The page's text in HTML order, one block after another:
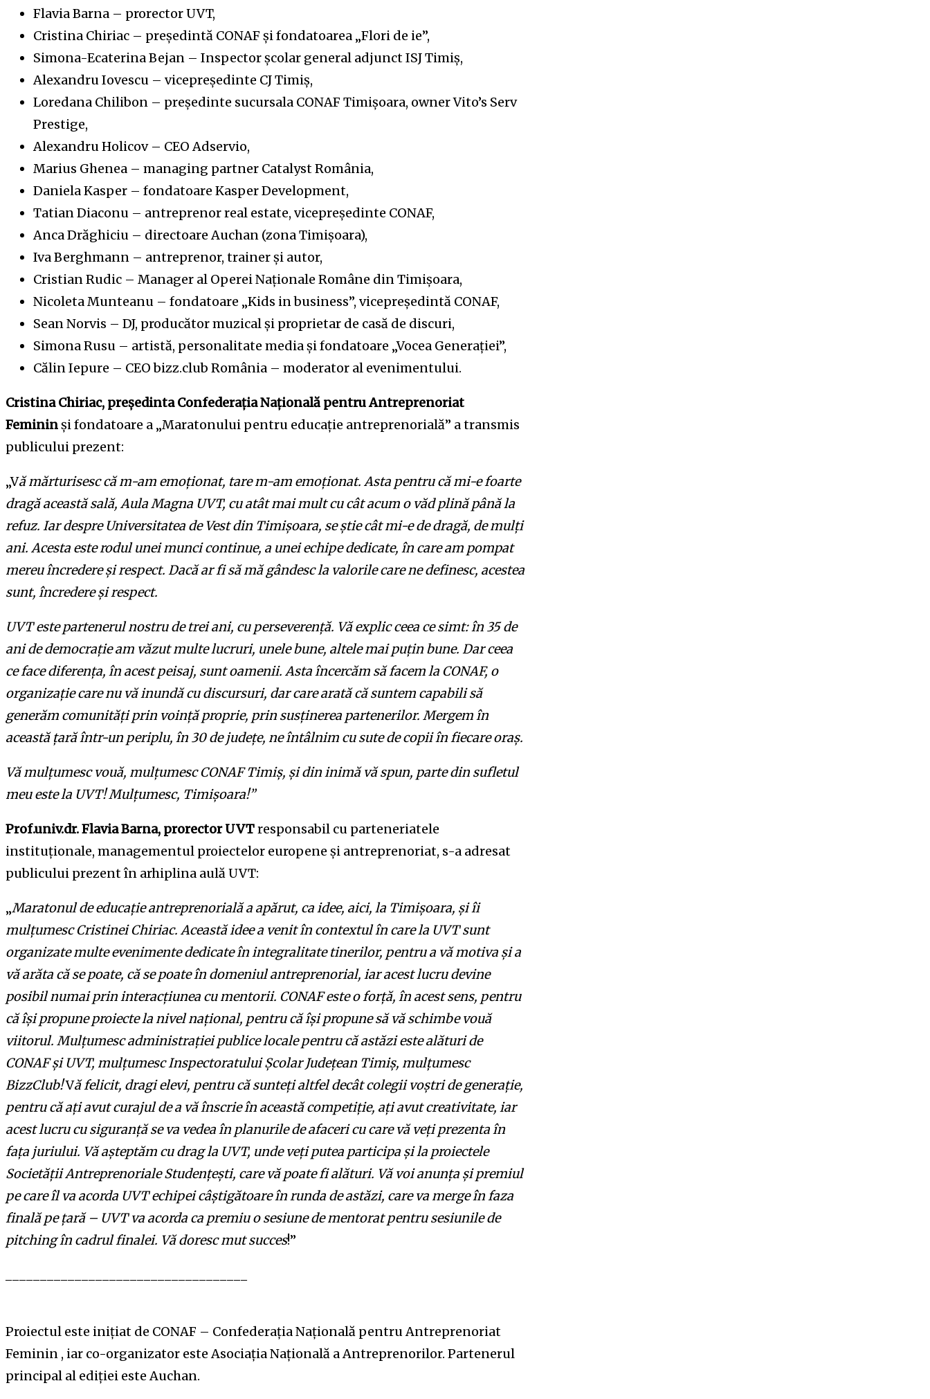
Flavia Barna – prorector UVT,
Cristina Chiriac – președintă CONAF și fondatoarea „Flori de ie”,
Simona-Ecaterina Bejan – Inspector școlar general adjunct ISJ Timiș,
Alexandru Iovescu – vicepreședinte CJ Timiș,
Loredana Chilibon – președinte sucursala CONAF Timișoara, owner Vito’s Serv
Prestige,
Alexandru Holicov – CEO Adservio,
Marius Ghenea – managing partner Catalyst România,
Daniela Kasper – fondatoare Kasper Development,
Tatian Diaconu – antreprenor real estate, vicepreședinte CONAF,
Anca Drăghiciu – directoare Auchan (zona Timișoara),
Iva Berghmann – antreprenor, trainer și autor,
Cristian Rudic – Manager al Operei Naționale Române din Timișoara,
Nicoleta Munteanu – fondatoare „Kids in business”, vicepreședintă CONAF,
Sean Norvis – DJ, producător muzical și proprietar de casă de discuri,
Simona Rusu – artistă, personalitate media și fondatoare „Vocea Generației”,
Călin Iepure – CEO bizz.club România – moderator al evenimentului.
Cristina Chiriac, președinta Confederația Națională pentru Antreprenoriat
Femininși fondatoare a „Maratonului pentru educație antreprenorială” a transmis
publicului prezent:
„Vă mărturisesc că m-am emoționat, tare m-am emoționat. Asta pentru că mi-e foarte
dragă această sală, Aula Magna UVT, cu atât mai mult cu cât acum o văd plină până la
refuz. Iar despre Universitatea de Vest din Timișoara, se știe cât mi-e de dragă, de mulți
ani. Acesta este rodul unei munci continue, a unei echipe dedicate, în care am pompat
mereu încredere și respect. Dacă ar fi să mă gândesc la valorile care ne definesc, acestea
sunt, încredere și respect.
UVT este partenerul nostru de trei ani, cu perseverență. Vă explic ceea ce simt: în 35 de
ani de democrație am văzut multe lucruri, unele bune, altele mai puțin bune. Dar ceea
ce face diferența, în acest peisaj, sunt oamenii. Asta încercăm să facem la CONAF, o
organizație care nu vă inundă cu discursuri, dar care arată că suntem capabili să
generăm comunități prin voință proprie, prin susținerea partenerilor. Mergem în
această țară într-un periplu, în 30 de județe, ne întâlnim cu sute de copii în fiecare oraș.
Vă mulțumesc vouă, mulțumesc CONAF Timiș, și din inimă vă spun, parte din sufletul
meu este la UVT! Mulțumesc, Timișoara!”
Prof.univ.dr. Flavia Barna, prorector UVTresponsabil cu parteneriatele
instituţionale, managementul proiectelor europene și antreprenoriat, s-a adresat
publicului prezent în arhiplina aulă UVT:
„Maratonul de educație antreprenorială a apărut, ca idee, aici, la Timișoara, și îi
mulțumesc Cristinei Chiriac. Această idee a venit în contextul în care la UVT sunt
organizate multe evenimente dedicate în integralitate tinerilor, pentru a vă motiva și a
vă arăta că se poate, că se poate în domeniul antreprenorial, iar acest lucru devine
posibil numai prin interacțiunea cu mentorii. CONAF este o forță, în acest sens, pentru
că își propune proiecte la nivel național, pentru că își propune să vă schimbe vouă
viitorul. Mulțumesc administrației publice locale pentru că astăzi este alături de
CONAF și UVT, mulțumesc Inspectoratului Școlar Județean Timiș, mulțumesc
BizzClub!Vă felicit, dragi elevi, pentru că sunteți altfel decât colegii voștri de generație,
pentru că ați avut curajul de a vă înscrie în această competiție, ați avut creativitate, iar
acest lucru cu siguranță se va vedea în planurile de afaceri cu care vă veți prezenta în
fața juriului. Vă așteptăm cu drag la UVT, unde veți putea participa și la proiectele
Societății Antreprenoriale Studențești, care vă poate fi alături. Vă voi anunța și premiul
pe care îl va acorda UVT echipei câștigătoare în runda de astăzi, care va merge în faza
finală pe țară – UVT va acorda ca premiu o sesiune de mentorat pentru sesiunile de
pitching în cadrul finalei. Vă doresc mut succes!”
Proiectul este inițiat de CONAF – Confederația Națională pentru Antreprenoriat
Feminin , iar co-organizator este Asociația Națională a Antreprenorilor. Partenerul
principal al ediției este Auchan.